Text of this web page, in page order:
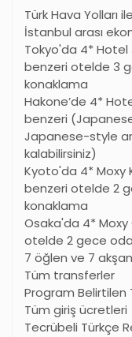
Türk Hava Yolları
İstanbul arası
Tokyo'da 4* Hotel
benzeri otelde 3
konaklama
Hakone’de 4*
benzeri
Japanese-style
kalabilirsiniz)
Kyoto'da 4* Moxy
benzeri otelde 2
konaklama
Osaka'da 4*
otelde 2 gece
7 öğlen ve 7
Tüm transferler
Program Belirtilen
Tüm giriş ücretleri
Tecrübeli Türkçe